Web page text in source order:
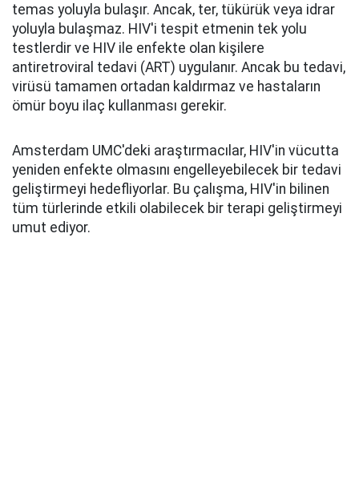
temas yoluyla bulaşır. Ancak, ter, tükürük veya idrar
yoluyla bulaşmaz. HIV'i tespit etmenin tek yolu
testlerdir ve HIV ile enfekte olan kişilere
antiretroviral tedavi (ART) uygulanır. Ancak bu tedavi,
virüsü tamamen ortadan kaldırmaz ve hastaların
ömür boyu ilaç kullanması gerekir.
Amsterdam UMC'deki araştırmacılar, HIV'in vücutta
yeniden enfekte olmasını engelleyebilecek bir tedavi
geliştirmeyi hedefliyorlar. Bu çalışma, HIV'in bilinen
tüm türlerinde etkili olabilecek bir terapi geliştirmeyi
umut ediyor.